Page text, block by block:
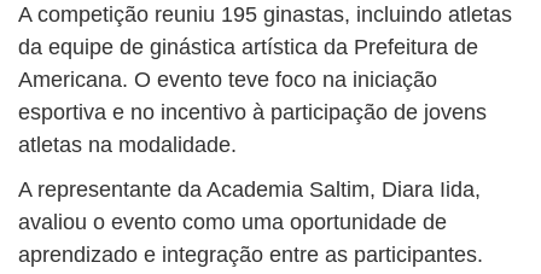
A competição reuniu 195 ginastas, incluindo atletas
da equipe de ginástica artística da Prefeitura de
Americana. O evento teve foco na iniciação
esportiva e no incentivo à participação de jovens
atletas na modalidade.
A representante da Academia Saltim, Diara Iida,
avaliou o evento como uma oportunidade de
aprendizado e integração entre as participantes.